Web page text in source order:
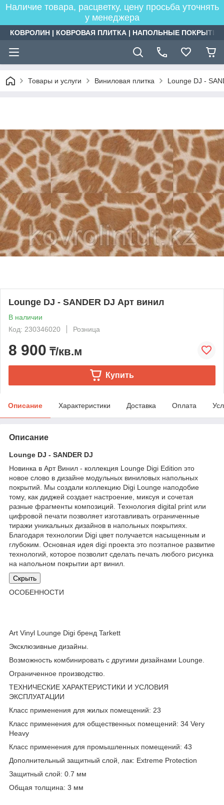
Наличие товара, расцветку, цену просьба уточнять
у менеджера
КОВРОЛИН | КОВРОВАЯ ПЛИТКА | НАПОЛЬНЫЕ
Товары и услуги Виниловая плитка Lounge DJ -
Lounge DJ - SANDER DJ Арт винил
В наличии
Код: 230346020
Розница
8 900 ₸/кв.м
Купить
Описание Характеристики Доставка Оплата
Описание
Lounge DJ - SANDER DJ
Новинка в Арт Винил - коллекция Lounge Digi Edition это
новое слово в дизайне модульных виниловых напольных
покрытий. Мы создали коллекцию Digi Lounge наподобие
тому, как диджей создает настроение, миксуя и сочетая
разные фрагменты композиций. Технология digital print или
цифровой печати позволяет изготавливать ограниченные
тиражи уникальных дизайнов в напольных покрытиях.
Благодаря технологии Digi цвет получается насыщенным и
глубоким. Основная идея digi проекта это поэтапное развитие
технологий, которое позволит сделать печать любого рисунка
на напольном покрытии арт винил.
Скрыть
ОСОБЕННОСТИ
Art Vinyl Lounge Digi бренд Tarkett
Эксклюзивные дизайны.
Возможность комбинировать с другими дизайнами Lounge.
Ограниченное производство.
ТЕХНИЧЕСКИЕ ХАРАКТЕРИСТИКИ И УСЛОВИЯ
ЭКСПЛУАТАЦИИ
Класс применения для жилых помещений: 23
Класс применения для общественных помещений: 34 Very
Heavy
Класс применения для промышленных помещений: 43
Дополнительный защитный слой, лак: Extreme Protection
Защитный слой: 0.7 мм
Общая толщина: 3 мм